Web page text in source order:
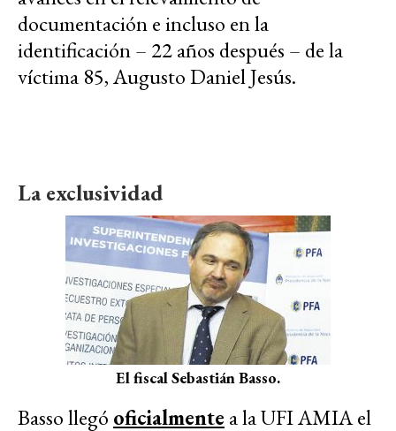
documentación e incluso en la
identificación – 22 años después – de la
víctima 85, Augusto Daniel Jesús.
La exclusividad
El fiscal Sebastián Basso.
Basso llegó oficialmente a la UFI AMIA el